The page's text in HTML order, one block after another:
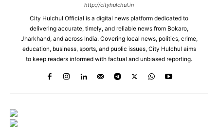
http://cityhulchul.in
City Hulchul Official is a digital news platform dedicated to
delivering accurate, timely, and reliable news from Bokaro,
Jharkhand, and across India. Covering local news, politics, crime,
education, business, sports, and public issues, City Hulchul aims
to keep readers informed with factual and unbiased reporting.